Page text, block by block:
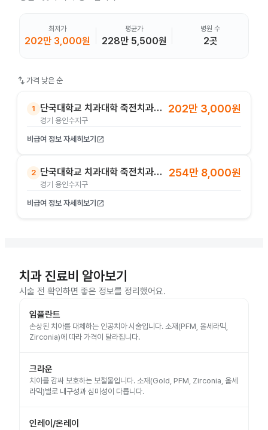
최저가
202만 3,000원
평균가
228만 5,500원
병원 수
2곳
swap_vert 가격 낮은 순
1 단국대학교 치과대학 죽전치과병원
경기 용인수지구
202만 3,000원
비급여 정보 자세히보기 open_in_new
2 단국대학교 치과대학 죽전치과병원
경기 용인수지구
254만 8,000원
비급여 정보 자세히보기 open_in_new
치과 진료비 알아보기
시술 전 확인하면 좋은 정보를 정리했어요.
임플란트
손상된 치아를 대체하는 인공치아 시술입니다. 소재(PFM, 올세라믹,
Zirconia)에 따라 가격이 달라집니다.
크라운
치아를 감싸 보호하는 보철물입니다. 소재(Gold, PFM, Zirconia, 올세
라믹)별로 내구성과 심미성이 다릅니다.
인레이/온레이